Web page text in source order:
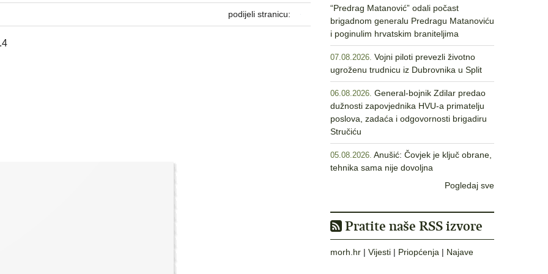
podijeli stranicu:
“Predrag Matanović” odali počast
brigadnom generalu Predragu Matanoviću
i poginulim hrvatskim braniteljima
07.08.2026. Vojni piloti prevezli životno
ugroženu trudnicu iz Dubrovnika u Split
06.08.2026. General-bojnik Zdilar predao
dužnosti zapovjednika HVU-a primatelju
poslova, zadaća i odgovornosti brigadiru
Stručiću
05.08.2026. Anušić: Čovjek je ključ obrane,
tehnika sama nije dovoljna
Pogledaj sve
Pratite naše RSS izvore
morh.hr | Vijesti | Priopćenja | Najave